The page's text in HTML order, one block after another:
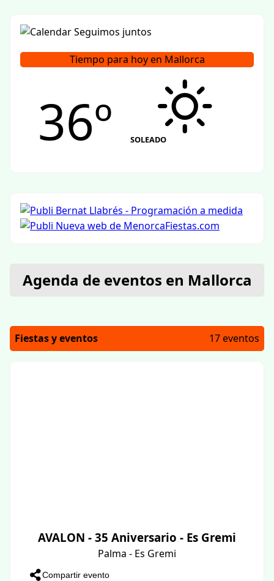
Tiempo para hoy en Mallorca
36º SOLEADO
Agenda de eventos en Mallorca
Fiestas y eventos 17 eventos
AVALON - 35 Aniversario - Es Gremi
Palma - Es Gremi
Compartir evento